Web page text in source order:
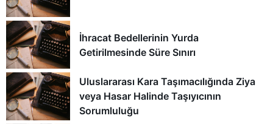
İhracat Bedellerinin Yurda
Getirilmesinde Süre Sınırı
Uluslararası Kara Taşımacılığında Ziya
veya Hasar Halinde Taşıyıcının
Sorumluluğu